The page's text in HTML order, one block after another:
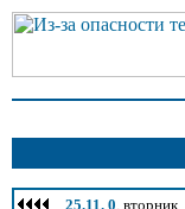
25.11. 0, вторник